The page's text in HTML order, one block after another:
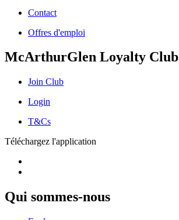
Contact
Offres d'emploi
McArthurGlen Loyalty Club
Join Club
Login
T&Cs
Téléchargez l'application
Qui sommes-nous